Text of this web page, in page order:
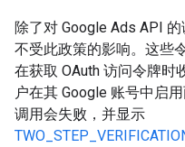
除了对 Google Ads API
不受此政策的影响。这些
在获取 OAuth 访问令牌时
户在其 Google 账号中启
调用会失败，并显示